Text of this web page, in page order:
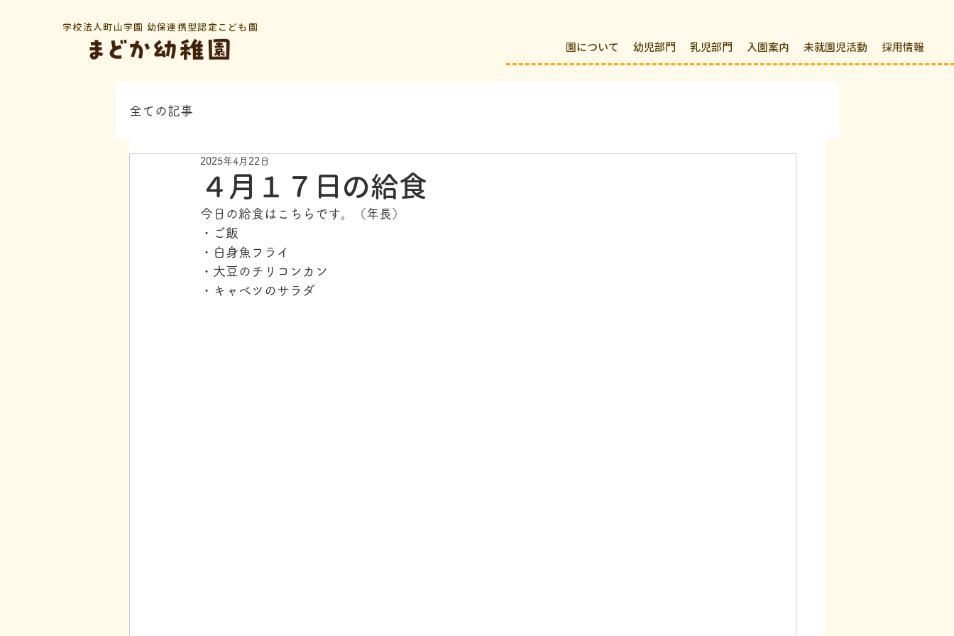
学校法人町山学園 幼保連携型認定こども園
園について 幼児部門 乳児部門 入園案内 未就園児活動 採用情報
全ての記事
４月１７日の給食
2025年4月22日
今日の給食はこちらです。（年長）
・ご飯
・白身魚フライ
・大豆のチリコンカン
・キャベツのサラダ